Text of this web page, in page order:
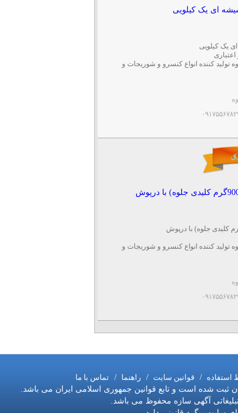
ای یک کیلویی
یک کیلویی
کننده انواع کنسرو و شوریجات و
کننده انواع کنسرو و شوریجات و
استفاده / قوانین سایت / راهنما /
تماس با ما
ثبت شده است و تابع قوانین جمهوری اسلامی ایران می باشد.
آگهی سازه محفوظ می باشد.